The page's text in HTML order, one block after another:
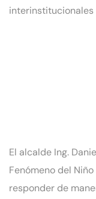
interinstitucionales
El alcalde Ing.
Fenómeno del
responder de